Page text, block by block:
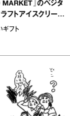
FOOD MARKET』の
ブルクラフトアイスク
｜真野知子の「おいし
おいしいギフト